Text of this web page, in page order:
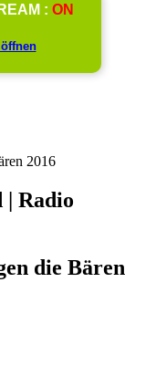
: ON
2016
| Radio
die Bären